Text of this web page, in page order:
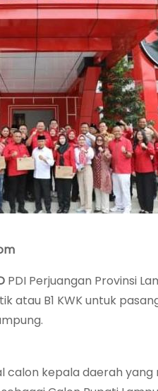
PDI Perjuangan Provinsi
atau B1 KWK untuk
calon kepala daerah